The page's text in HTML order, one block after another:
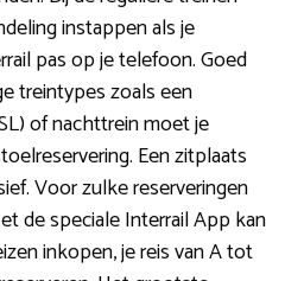
instappen als je
pas op je telefoon. Goed
treintypes zoals een
of nachttrein moet je
Een zitplaats
Voor zulke reserveringen
de speciale Interrail App kan
inkopen, je reis van A tot